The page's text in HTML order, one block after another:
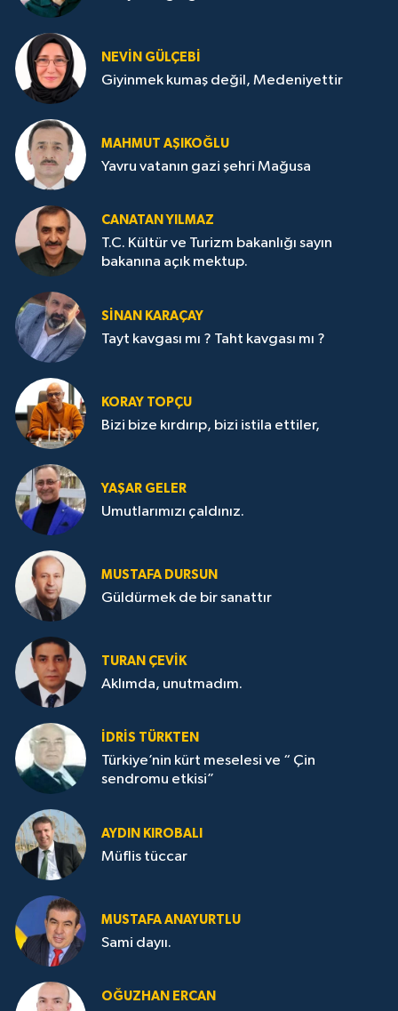
NEVİN GÜLÇEBİ
Giyinmek kumaş değil, Medeniyettir
MAHMUT AŞIKOĞLU
Yavru vatanın gazi şehri Mağusa
CANATAN YILMAZ
T.C. Kültür ve Turizm bakanlığı sayın
bakanına açık mektup.
SİNAN KARAÇAY
Tayt kavgası mı ? Taht kavgası mı ?
KORAY TOPÇU
Bizi bize kırdırıp, bizi istila ettiler,
YAŞAR GELER
Umutlarımızı çaldınız.
MUSTAFA DURSUN
Güldürmek de bir sanattır
TURAN ÇEVİK
Aklımda, unutmadım.
İDRİS TÜRKTEN
Türkiye’nin kürt meselesi ve “ Çin
sendromu etkisi”
AYDIN KIROBALI
Müflis tüccar
MUSTAFA ANAYURTLU
Sami dayıı.
OĞUZHAN ERCAN